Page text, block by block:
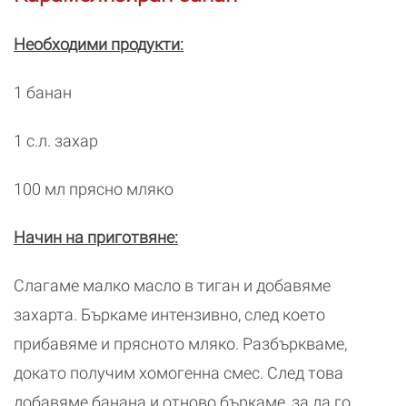
Необходими продукти:
1 банан
1 с.л. захар
100 мл прясно мляко
Начин на приготвяне:
Слагаме малко масло в тиган и добавяме
захарта. Бъркаме интензивно, след което
прибавяме и прясното мляко. Разбъркваме,
докато получим хомогенна смес. След това